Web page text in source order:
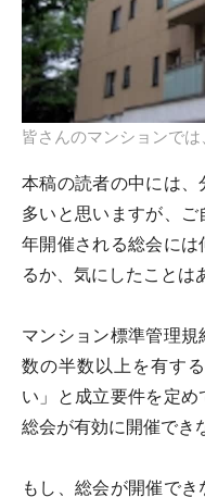
皆さんのマンションで
本稿の読者の中には
多いと思いますが、
年開催される総会に
るか、気にしたことは
マンション標準管理
数の半数以上を有す
い」と成立要件を定
総会が有効に開催でき
もし、総会が開催で